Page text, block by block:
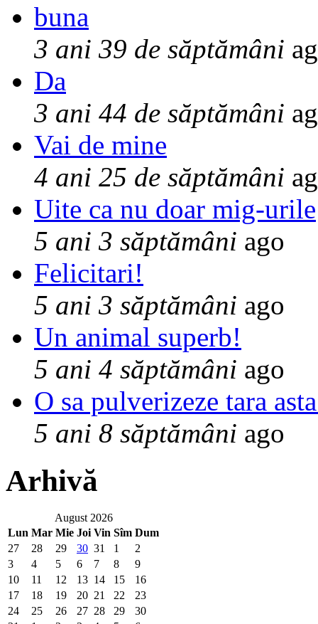
buna
3 ani 39 de săptămâni
Da
3 ani 44 de săptămâni
Vai de mine
4 ani 25 de săptămâni
Uite ca nu doar mig-urile
5 ani 3 săptămâni ago
Felicitari!
5 ani 3 săptămâni ago
Un animal superb!
5 ani 4 săptămâni ago
O sa pulverizeze tara
5 ani 8 săptămâni ago
Arhivă
August 2026
Lun Mar Mie Joi Vin Sîm Dum
27
28 29 30 31 1
2
3
4 5 6 7 8
9
10
11 12 13 14 15
16
17
18 19 20 21 22
23
24
25 26 27 28 29
30